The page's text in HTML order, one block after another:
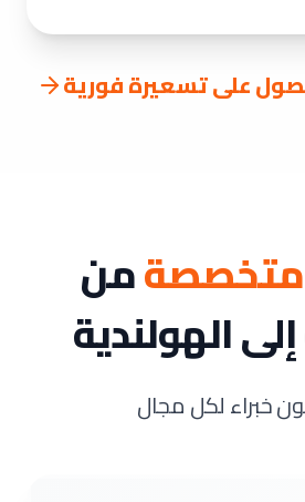
على تسعيرة فورية
متخصصةمن
الهولندية
خبراء لكل مجال